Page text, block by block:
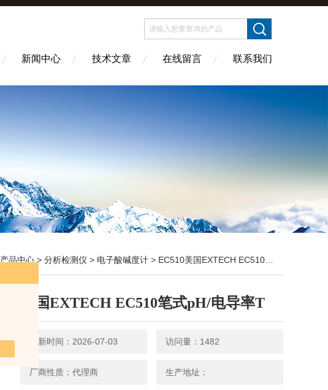
新闻中心 技术文章 在线留言 联系我们
产品中心 > 分析检测仪 > 电子酸碱度计 > EC510美国EXTECH EC510笔式pH/电导率T
美国EXTECH EC510笔式pH/电导率T
更新时间：2026-07-03 访问量：1482
厂商性质：代理商 生产地址：